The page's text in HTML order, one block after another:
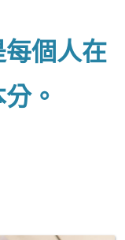
個人在
。